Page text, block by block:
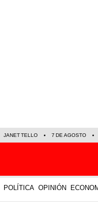
JANET TELLO 7 DE AGOSTO
POLÍTICA OPINIÓN